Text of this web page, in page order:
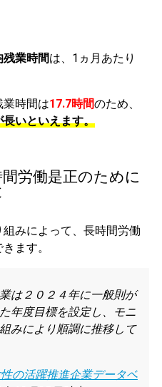
残業時間は、1ヵ月あたり
時間は17.7時間のため、
いといえます。
労働是正のために
みによって、長時間労働
ます。
は２０２４年に一般則が
年度目標を設定し、モニ
みにより順調に推移して
の活躍推進企業データベ